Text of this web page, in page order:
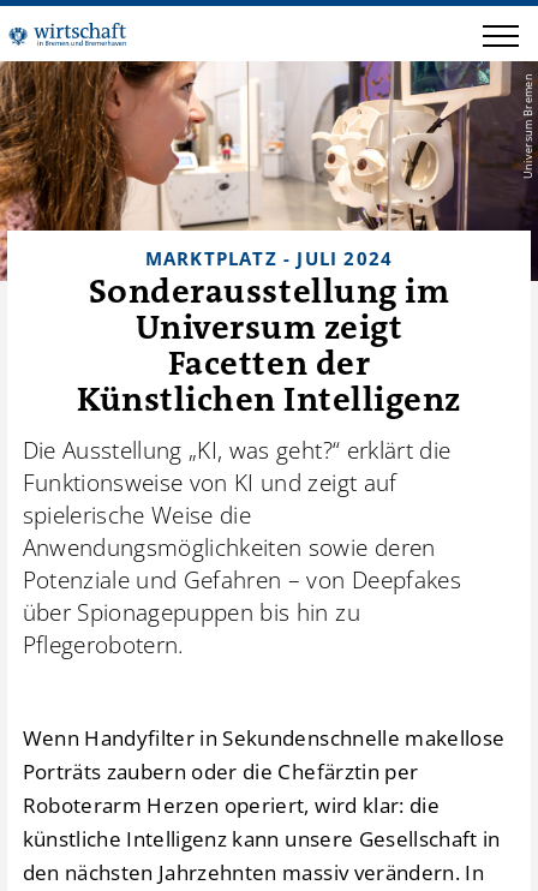
Universum Bremen
MARKTPLATZ - JULI 2024
Sonderausstellung im
Universum zeigt
Facetten der
Künstlichen Intelligenz
Die Ausstellung „KI, was geht?“ erklärt die
Funktionsweise von KI und zeigt auf
spielerische Weise die
Anwendungsmöglichkeiten sowie deren
Potenziale und Gefahren – von Deepfakes
über Spionagepuppen bis hin zu
Pflegerobotern.
Wenn Handyfilter in Sekundenschnelle makellose
Porträts zaubern oder die Chefärztin per
Roboterarm Herzen operiert, wird klar: die
künstliche Intelligenz kann unsere Gesellschaft in
den nächsten Jahrzehnten massiv verändern. In